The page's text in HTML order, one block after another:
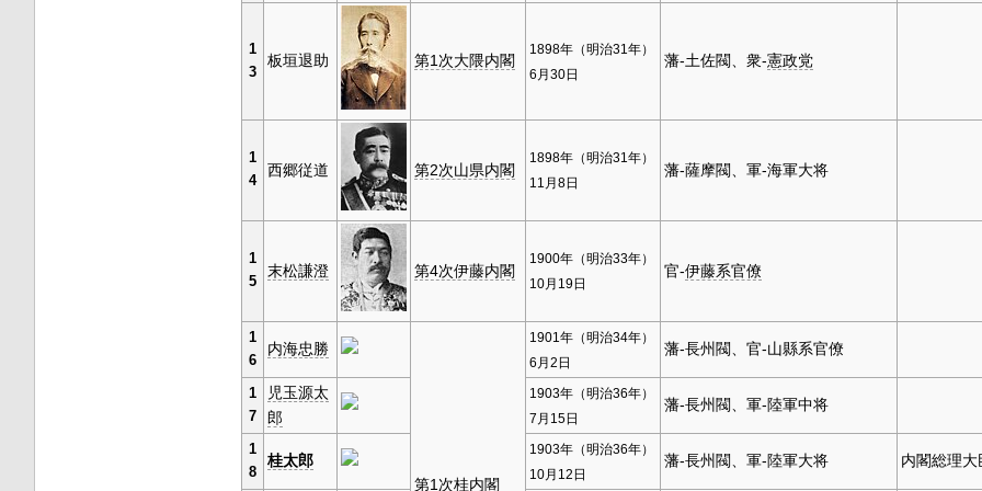
1
3
板垣退助 第1次大隈内閣
1898年（明治31年）
6月30日
藩-土佐閥、衆-憲政党
1
4
西郷従道 第2次山県内閣
1898年（明治31年）
11月8日
藩-薩摩閥、軍-海軍大将
1
5
末松謙澄 第4次伊藤内閣
1900年（明治33年）
10月19日
官-伊藤系官僚
1
6
内海忠勝
第1次桂内閣
1901年（明治34年）
6月2日
藩-長州閥、官-山縣系官僚
1
7
児玉源太
郎
1903年（明治36年）
7月15日
藩-長州閥、軍-陸軍中将
1
8
桂太郎
1903年（明治36年）
10月12日
藩-長州閥、軍-陸軍大将 内閣総理